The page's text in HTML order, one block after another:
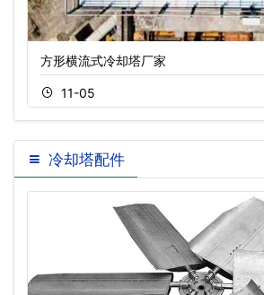
方形横流式冷却塔厂家
11-05
冷却塔配件